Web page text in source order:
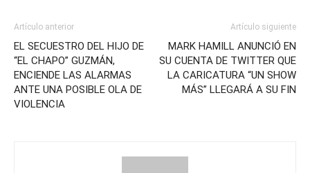
Artículo anterior
EL SECUESTRO DEL HIJO DE
“EL CHAPO” GUZMÁN,
ENCIENDE LAS ALARMAS
ANTE UNA POSIBLE OLA DE
VIOLENCIA
Artículo siguiente
MARK HAMILL ANUNCIÓ EN
SU CUENTA DE TWITTER QUE
LA CARICATURA “UN SHOW
MÁS” LLEGARÁ A SU FIN